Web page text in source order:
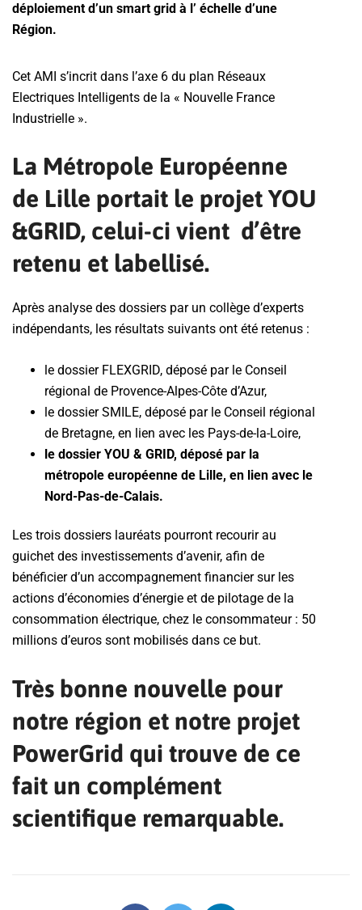
déploiement d’un smart grid à l’ échelle d’une
Région.
Cet AMI s’incrit dans l’axe 6 du plan Réseaux
Electriques Intelligents de la « Nouvelle France
Industrielle ».
La Métropole Européenne
de Lille portait le projet YOU
&GRID, celui-ci vient d’être
retenu et labellisé.
Après analyse des dossiers par un collège d’experts
indépendants, les résultats suivants ont été retenus :
le dossier FLEXGRID, déposé par le Conseil
régional de Provence-Alpes-Côte d’Azur,
le dossier SMILE, déposé par le Conseil régional
de Bretagne, en lien avec les Pays-de-la-Loire,
le dossier YOU & GRID, déposé par la
métropole européenne de Lille, en lien avec le
Nord-Pas-de-Calais.
Les trois dossiers lauréats pourront recourir au
guichet des investissements d’avenir, afin de
bénéficier d’un accompagnement financier sur les
actions d’économies d’énergie et de pilotage de la
consommation électrique, chez le consommateur : 50
millions d’euros sont mobilisés dans ce but.
Très bonne nouvelle pour
notre région et notre projet
PowerGrid qui trouve de ce
fait un complément
scientifique remarquable.